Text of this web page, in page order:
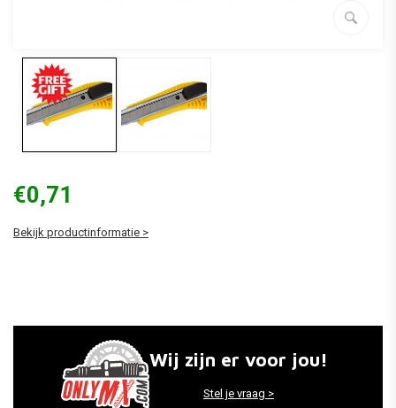
€0,71
Bekijk productinformatie >
Wij zijn er voor jou!
Stel je vraag >